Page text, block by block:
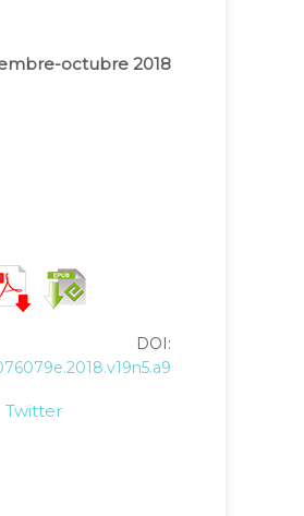
octubre 2018
DOI:
Twitter